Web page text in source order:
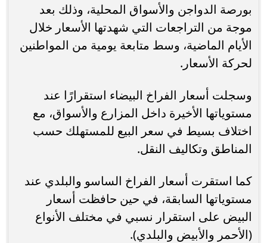
بورصة الدواجن والأسواق المحلية، وذلك بعد
موجة من التراجعات التي شهدتها الأسعار خلال
الأيام الماضية، وسط متابعة يومية من المواطنين
لحركة الأسعار.
وسجلت أسعار الفراخ البيضاء استقرارًا عند
مستوياتها الأخيرة داخل المزارع والأسواق، مع
اختلاف بسيط في سعر البيع للمستهلك حسب
المناطق وتكاليف النقل.
كما استقرت أسعار الفراخ الساسو والبلدي عند
مستوياتها السابقة، في حين حافظت أسعار
البيض على استقرار نسبي في مختلف الأنواع
(الأحمر والأبيض والبلدي).